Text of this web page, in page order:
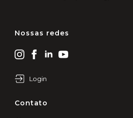
Nossas redes
Login
Contato